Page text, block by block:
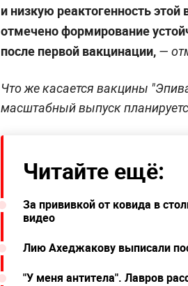
и низкую реактогенность
отмечено формирование
после первой вакцинации, —
Что же касается вакцины
масштабный выпуск
Читайте ещё:
За прививкой от ковида в
видео
Лию Ахеджакову выписали
"У меня антитела". Лавров